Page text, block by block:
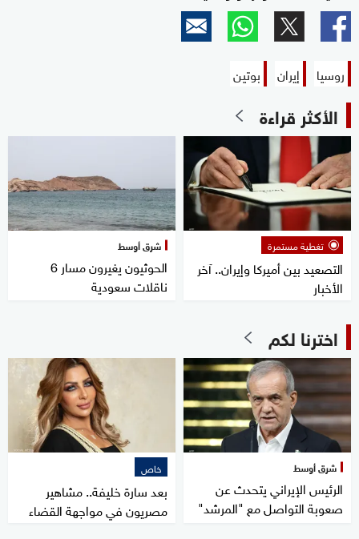
روسيا إيران بوتين
الأكثر قراءة
تغطية مستمرة
التصعيد بين أميركا وإيران.. آخر
الأخبار
شرق أوسط
الحوثيون يغيرون مسار 6
ناقلات سعودية
اخترنا لكم
شرق أوسط
الرئيس الإيراني يتحدث عن
صعوبة التواصل مع "المرشد"
خاص
بعد سارة خليفة.. مشاهير
مصريون في مواجهة القضاء